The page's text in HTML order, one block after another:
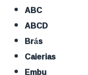
ABC
ABCD
Brás
Caierias